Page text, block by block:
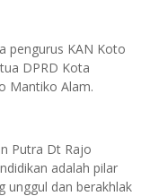
pengurus KAN Koto
DPRD Kota
Mantiko Alam.
Putra Dt Rajo
adalah pilar
unggul dan berakhlak